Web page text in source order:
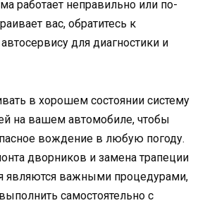
работает неправильно или по-
вас, обратитесь к
для диагностики и
в хорошем состоянии систему
на вашем автомобиле, чтобы
вождение в любую погоду.
дворников и замена трапеции
являются важными процедурами,
самостоятельно с